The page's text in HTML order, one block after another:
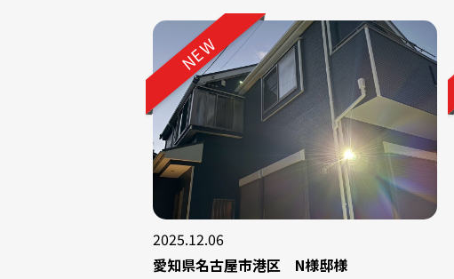
2025.12.06
愛知県名古屋市港区 N様邸様
NEW